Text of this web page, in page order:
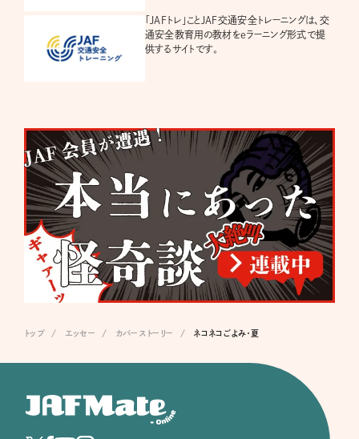
「JAFトレ」ことJAF交通安全トレーニングは、交
通安全教育用の教材をeラーニング形式で提
供するサイトです。
トップ エッセー カバーストーリー ネコネコごよみ・夏